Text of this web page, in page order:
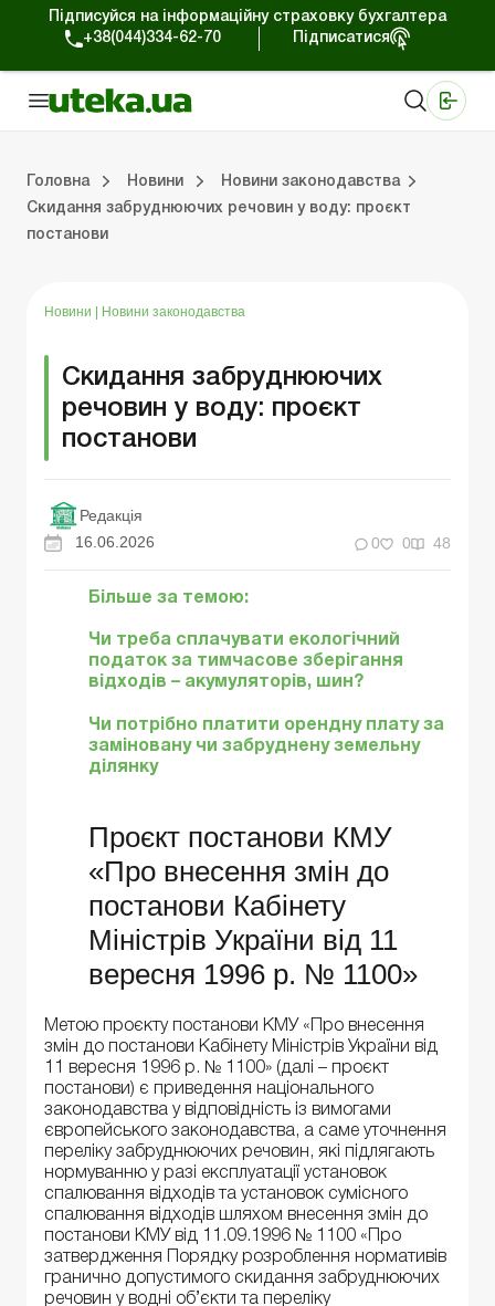
Підписуйся на інформаційну страховку бухгалтера
+38(044)334-62-70
Підписатися
Головна Новини
Новини законодавства
Скидання забруднюючих речовин у воду: проєкт
постанови
Новини Новини законодавства
Скидання забруднюючих
речовин у воду: проєкт
постанови
Редакція
16.06.2026
0 0 48
Більше за темою:
Чи треба сплачувати екологічний
податок за тимчасове зберігання
відходів – акумуляторів, шин?
Чи потрібно платити орендну плату за
заміновану чи забруднену земельну
ділянку
Проєкт постанови КМУ
«Про внесення змін до
постанови Кабінету
Міністрів України від 11
вересня 1996 р. № 1100»
Метою проєкту постанови КМУ «Про внесення
змін до постанови Кабінету Міністрів України від
11 вересня 1996 р. № 1100» (далі – проєкт
постанови) є приведення національного
законодавства у відповідність із вимогами
європейського законодавства, а саме уточнення
переліку забруднюючих речовин, які підлягають
нормуванню у разі експлуатації установок
спалювання відходів та установок сумісного
спалювання відходів шляхом внесення змін до
постанови КМУ від 11.09.1996 № 1100 «Про
затвердження Порядку розроблення нормативів
гранично допустимого скидання забруднюючих
речовин у водні об’єкти та переліку